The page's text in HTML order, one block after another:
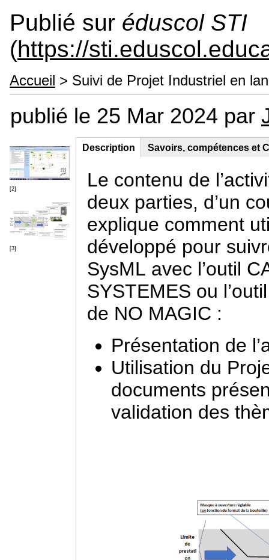
Publié sur éduscol STI
(https://
Accueil > Suivi de Projet Industriel en
publié le 25 Mar 2024 par
[2]
[3]
Contenu principal
Description (onglet
actif)
Savoirs, compétences et
Le contenu de
deux parties, d’un
explique comment
développé pour
SysML avec l’outil
SYSTEMES ou
de NO MAGIC :
Présentation de
Utilisation du
documents
validation des